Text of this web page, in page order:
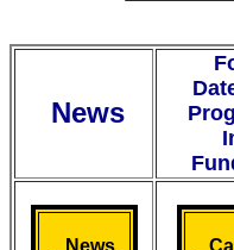
News
News